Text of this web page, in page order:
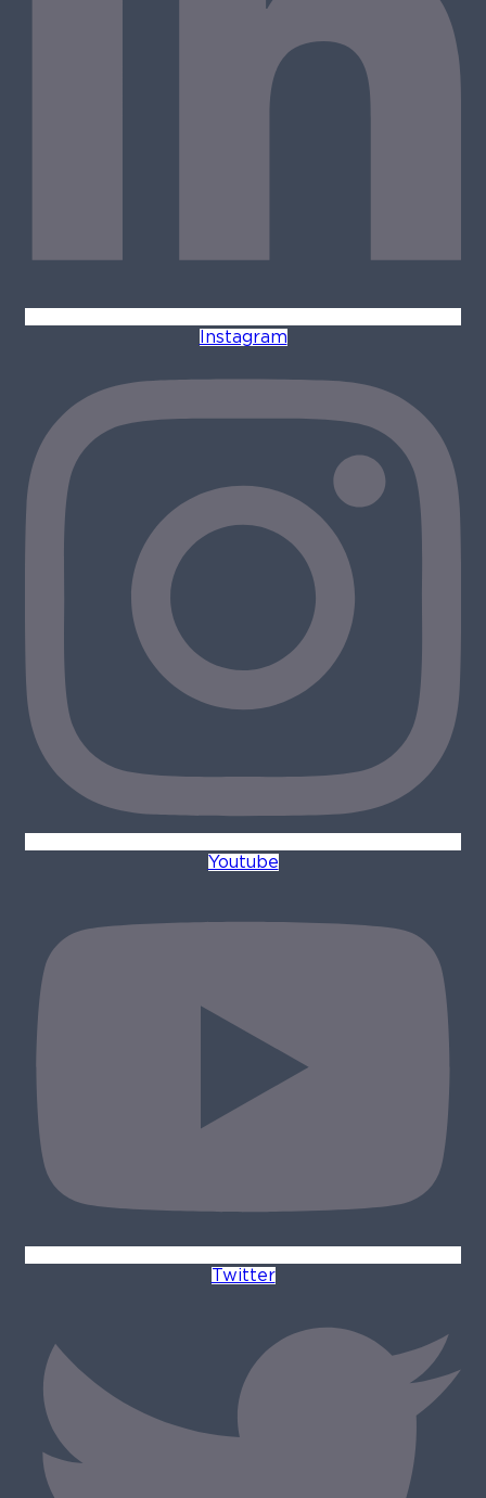
Instagram
Youtube
Twitter